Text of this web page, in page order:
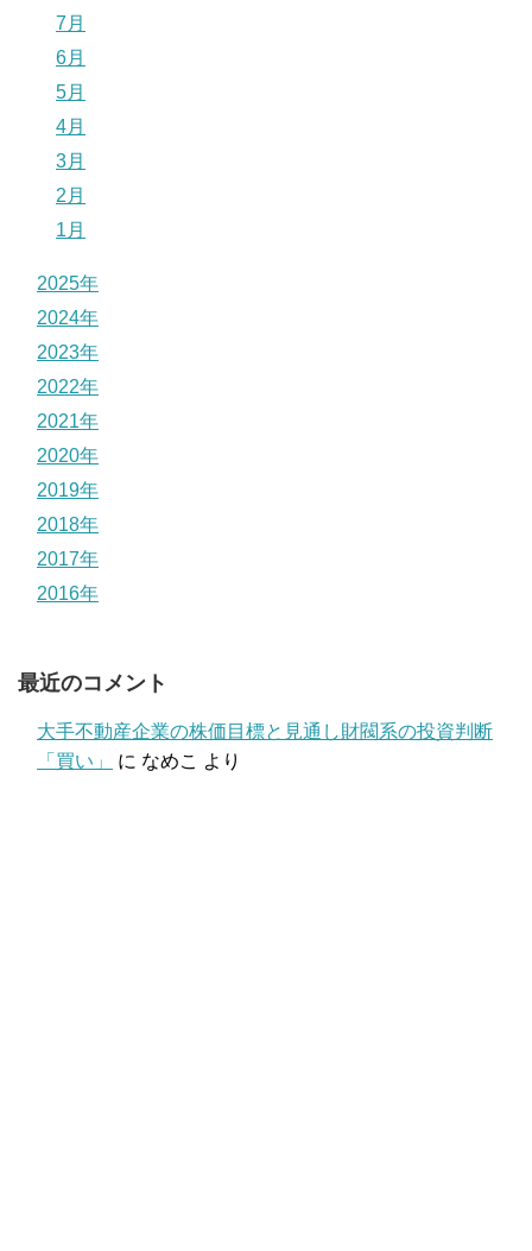
7月
6月
5月
4月
3月
2月
1月
2025年
2024年
2023年
2022年
2021年
2020年
2019年
2018年
2017年
2016年
最近のコメント
大手不動産企業の株価目標と見通し財閥系の投資判断
「買い」
に なめこ より